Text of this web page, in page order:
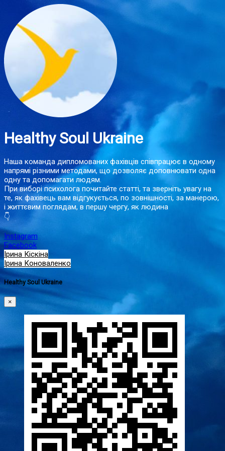
Healthy Soul Ukraine
Наша команда дипломованих фахівців співпрацює в одному
напрямі різними методами, що дозволяє доповнювати одна
одну та допомагати людям.
При виборі психолога почитайте статті, та зверніть увагу на
те, як фахівець вам відгукується, по зовнішності, за манерою,
і життєвим поглядам, в першу чергу, як людина
👇
Instagram
Facebook
Ірина Кіскіна
Ірина Коноваленко
Healthy Soul Ukraine
×